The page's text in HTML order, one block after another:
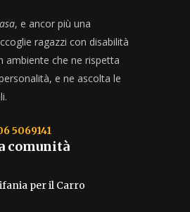
, e ancor più una
ragazzi con disabilità
ambiente che ne rispetta
e ne ascolta le
5069141
comunità
per il Carro